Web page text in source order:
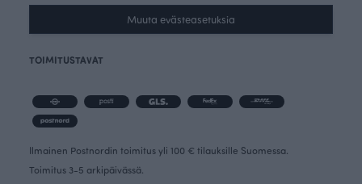
Muuta evästeasetuksia
TOIMITUSTAVAT
Ilmainen Postnordin toimitus yli 100 € tilauksille Suomessa.
Toimitus 3-5 arkipäivässä.